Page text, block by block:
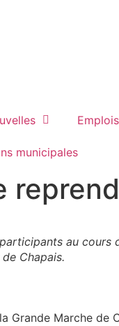
Emplois
municipales
au cours
Chapais.
Grande Marche de